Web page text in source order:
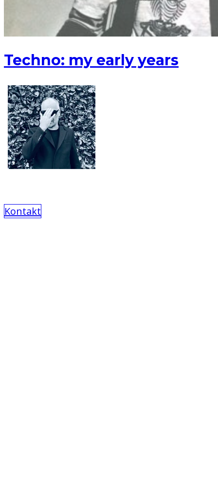
Techno: my early years
Kontakt